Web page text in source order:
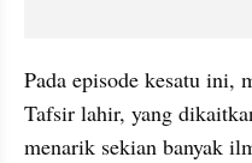
Pada episode kesatu ini,
Tafsir lahir, yang
menarik sekian banyak